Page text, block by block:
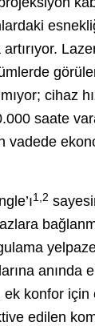
artırıyor.
cihaz
saate
vadede
1,2
anında
ek konfor
edilen